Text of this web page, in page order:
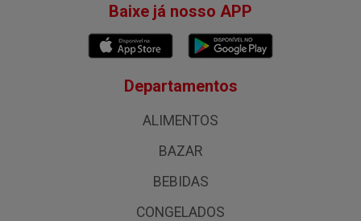
Baixe já nosso APP
Departamentos
ALIMENTOS
BAZAR
BEBIDAS
CONGELADOS